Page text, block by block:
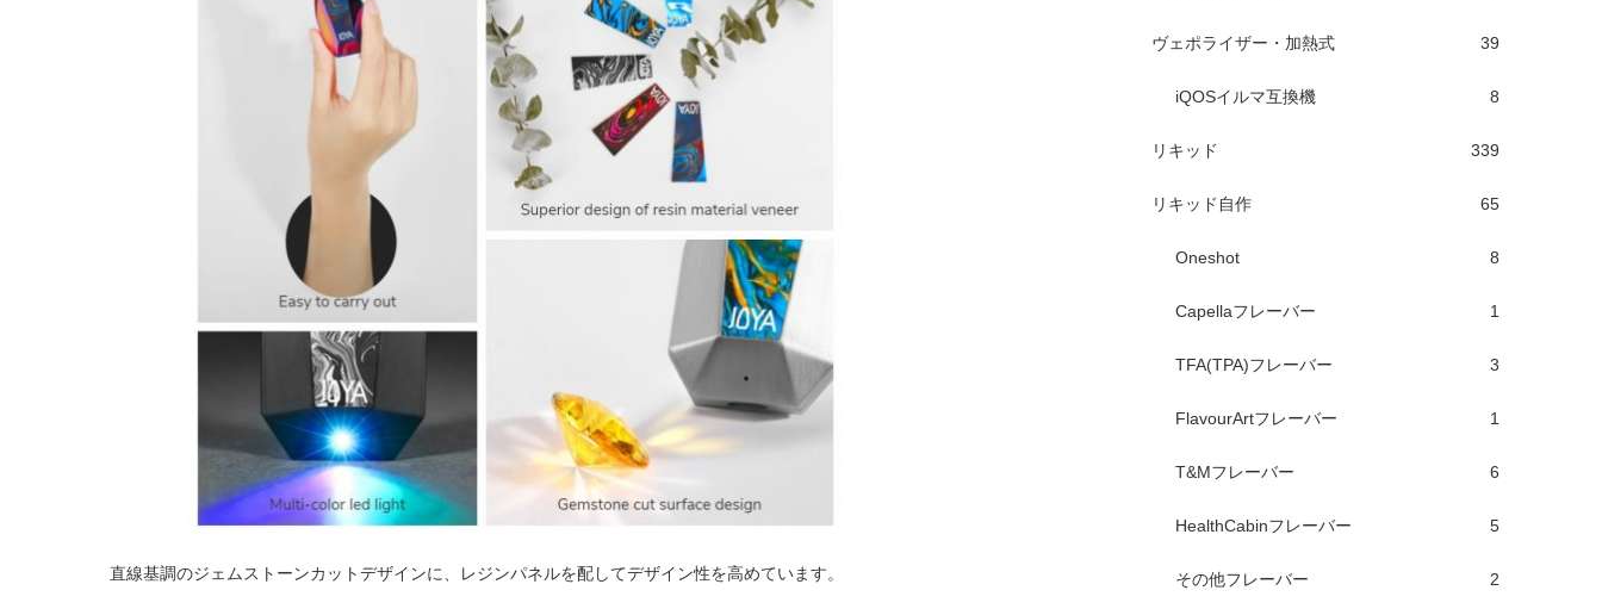
直線基調のジェムストーンカットデザインに、レジンパネルを配してデザイン性を高めています。
ヴェポライザー・加熱式 39
iQOSイルマ互換機 8
リキッド 339
リキッド自作 65
Oneshot 8
Capellaフレーバー 1
TFA(TPA)フレーバー 3
FlavourArtフレーバー 1
T&Mフレーバー 6
HealthCabinフレーバー 5
その他フレーバー 2